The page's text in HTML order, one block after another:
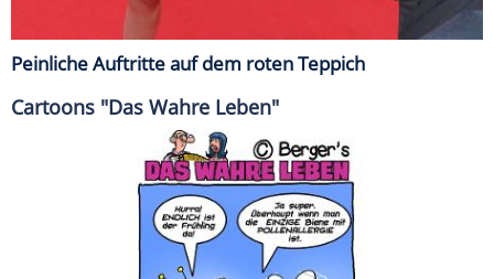
Peinliche Auftritte auf dem roten Teppich
Cartoons "Das Wahre Leben"